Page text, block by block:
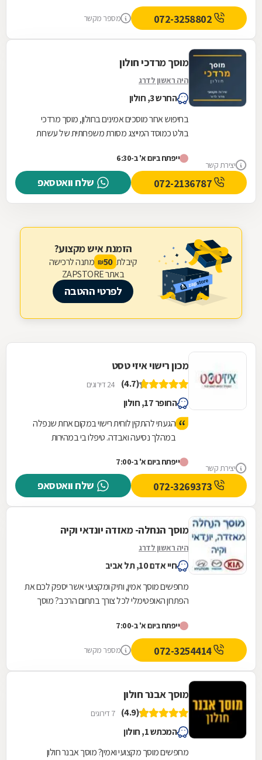
מספר מקשר
יצירת קשר
מוסך מרדכי חולון
היה ראשון לדרג
החרש 3, חולון
בחיפוש אחר מוסכים אמינים בחולון, מוסך מרדכי
בולט כמוסד המייצג מסורת משפחתית של עשרות
והמקצועיות...
ייפתח ביום א' ב-6:30
שלח וואטסאפ
הזמנת איש מקצוע?
קיבלת 50
₪ מתנה לרכישה
באתר ZAPSTORE
לפרטי ההטבה
יצירת קשר
מכון רישוי איזי טסט
(4.7) 24 דירוגים
החופר 17, חולון
הגעתי להתקין לוחית רישוי במקום אחת שנפלה
במהלך נסיעה ואבדה. טיפלו בי במהירות
המקום מטופח ונקי.
ייפתח ביום א' ב-7:00
שלח וואטסאפ
מוסך הנחלה- מאזדה יונדאי וקיה
היה ראשון לדרג
חיי אדם 10, תל אביב
מחפשים מוסך אמין, ותיק ומקצועי אשר יספק לכם את
הפתרון האופטימלי לכל צורך בתחום הרכב? מוסך
קיה...ייפתח ביום א' ב-7:00
072-3254414 מספר מקשר
מוסך אבנר חולון
(4.9) 7 דירוגים
המכתש 1, חולון
מחפשים מוסך מקצועי ואמין? מוסך אבנר חולון